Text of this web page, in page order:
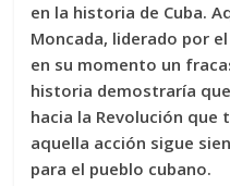
en la historia de Cuba.
Moncada, liderado por
en su momento un
historia demostraría
hacia la Revolución que
aquella acción sigue
para el pueblo cubano.